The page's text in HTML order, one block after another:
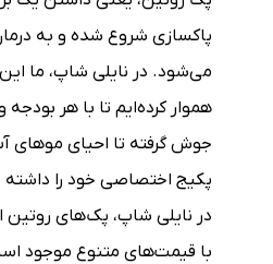
پاکسازی شروع شده و به
می‌شود. در نایلی شاپ، ما
هموار کرده‌ایم تا با هر بودجه
جوش گرفته تا احیای موهای
پکیج اختصاصی خود را داشته
در نایلی شاپ، پک‌های روتین
با قیمت‌های متنوع موجود